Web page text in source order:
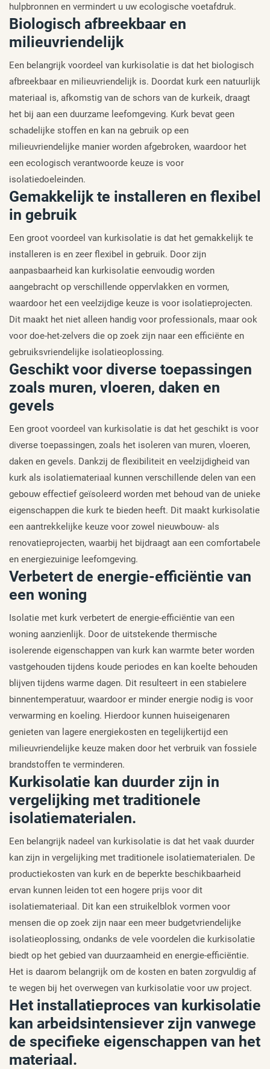
hulpbronnen en vermindert u uw ecologische voetafdruk.
Biologisch afbreekbaar en
milieuvriendelijk
Een belangrijk voordeel van kurkisolatie is dat het biologisch
afbreekbaar en milieuvriendelijk is. Doordat kurk een natuurlijk
materiaal is, afkomstig van de schors van de kurkeik, draagt
het bij aan een duurzame leefomgeving. Kurk bevat geen
schadelijke stoffen en kan na gebruik op een
milieuvriendelijke manier worden afgebroken, waardoor het
een ecologisch verantwoorde keuze is voor
isolatiedoeleinden.
Gemakkelijk te installeren en flexibel
in gebruik
Een groot voordeel van kurkisolatie is dat het gemakkelijk te
installeren is en zeer flexibel in gebruik. Door zijn
aanpasbaarheid kan kurkisolatie eenvoudig worden
aangebracht op verschillende oppervlakken en vormen,
waardoor het een veelzijdige keuze is voor isolatieprojecten.
Dit maakt het niet alleen handig voor professionals, maar ook
voor doe-het-zelvers die op zoek zijn naar een efficiënte en
gebruiksvriendelijke isolatieoplossing.
Geschikt voor diverse toepassingen
zoals muren, vloeren, daken en
gevels
Een groot voordeel van kurkisolatie is dat het geschikt is voor
diverse toepassingen, zoals het isoleren van muren, vloeren,
daken en gevels. Dankzij de flexibiliteit en veelzijdigheid van
kurk als isolatiemateriaal kunnen verschillende delen van een
gebouw effectief geïsoleerd worden met behoud van de unieke
eigenschappen die kurk te bieden heeft. Dit maakt kurkisolatie
een aantrekkelijke keuze voor zowel nieuwbouw- als
renovatieprojecten, waarbij het bijdraagt aan een comfortabele
en energiezuinige leefomgeving.
Verbetert de energie-efficiëntie van
een woning
Isolatie met kurk verbetert de energie-efficiëntie van een
woning aanzienlijk. Door de uitstekende thermische
isolerende eigenschappen van kurk kan warmte beter worden
vastgehouden tijdens koude periodes en kan koelte behouden
blijven tijdens warme dagen. Dit resulteert in een stabielere
binnentemperatuur, waardoor er minder energie nodig is voor
verwarming en koeling. Hierdoor kunnen huiseigenaren
genieten van lagere energiekosten en tegelijkertijd een
milieuvriendelijke keuze maken door het verbruik van fossiele
brandstoffen te verminderen.
Kurkisolatie kan duurder zijn in
vergelijking met traditionele
isolatiematerialen.
Een belangrijk nadeel van kurkisolatie is dat het vaak duurder
kan zijn in vergelijking met traditionele isolatiematerialen. De
productiekosten van kurk en de beperkte beschikbaarheid
ervan kunnen leiden tot een hogere prijs voor dit
isolatiemateriaal. Dit kan een struikelblok vormen voor
mensen die op zoek zijn naar een meer budgetvriendelijke
isolatieoplossing, ondanks de vele voordelen die kurkisolatie
biedt op het gebied van duurzaamheid en energie-efficiëntie.
Het is daarom belangrijk om de kosten en baten zorgvuldig af
te wegen bij het overwegen van kurkisolatie voor uw project.
Het installatieproces van kurkisolatie
kan arbeidsintensiever zijn vanwege
de specifieke eigenschappen van het
materiaal.